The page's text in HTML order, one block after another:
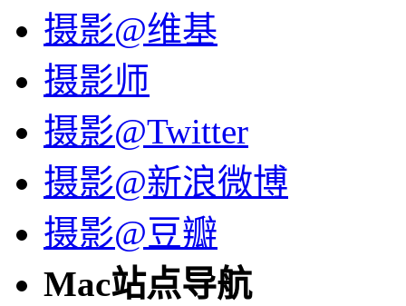
摄影@维基
摄影师
摄影@Twitter
摄影@新浪微博
摄影@豆瓣
Mac站点导航